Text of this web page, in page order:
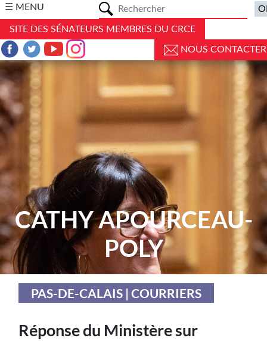
☰ MENU
SITE DES SÉNATEURS MEMBRES DU CRCE
NOUS CONTACTER
CATHY APOURCEAU-
POLY
PAS-DE-CALAIS | COURRIERS
Réponse du Ministère sur